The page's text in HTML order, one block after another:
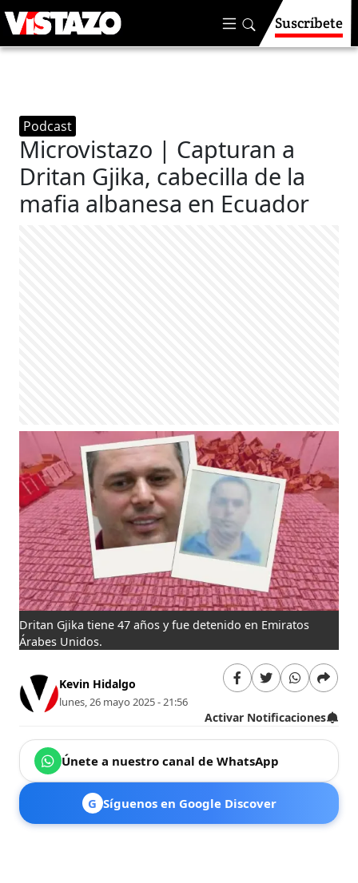
Suscríbete
Podcast
Microvistazo | Capturan a
Dritan Gjika, cabecilla de la
mafia albanesa en Ecuador
Dritan Gjika tiene 47 años y fue detenido en Emiratos
Árabes Unidos.
Kevin Hidalgo
lunes, 26 mayo 2025 - 21:56
Activar Notificaciones
Únete a nuestro canal de WhatsApp
G Síguenos en Google Discover